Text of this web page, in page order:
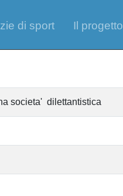
di sport Il progetto
societa' dilettantistica